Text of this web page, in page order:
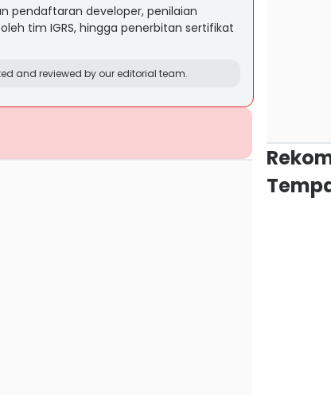
pendaftaran developer, penilaian
tim IGRS, hingga penerbitan sertifikat
and reviewed by our editorial team.